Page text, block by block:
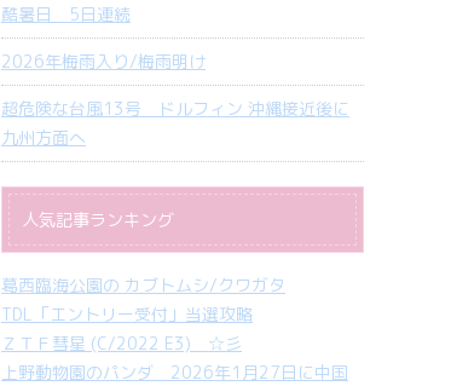
酷暑日 5日連続
2026年梅雨入り/梅雨明け
超危険な台風13号 ドルフィン 沖縄接近後に
九州方面へ
人気記事ランキング
葛西臨海公園の カブトムシ/クワガタ
TDL「エントリー受付」当選攻略
ＺＴＦ彗星 (C/2022 E3) ☆彡
上野動物園のパンダ 2026年1月27日に中国